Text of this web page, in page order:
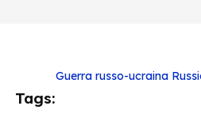
Tags:
Guerra russo-ucraina